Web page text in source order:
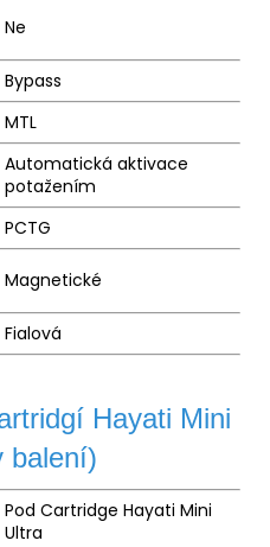
Ne
Bypass
MTL
Automatická aktivace
potažením
PCTG
Magnetické
Fialová
Hayati Mini
balení)
Pod Cartridge Hayati Mini
Ultra